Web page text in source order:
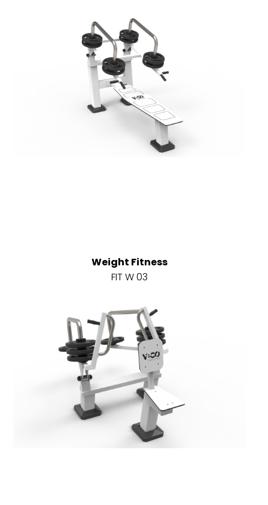
Weight Fitness
FIT W 03